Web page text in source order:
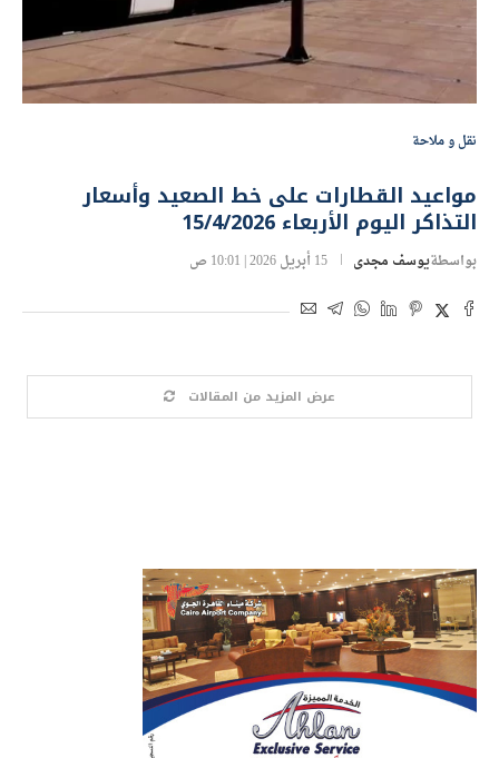
نقل و ملاحة
مواعيد القطارات على خط الصعيد وأسعار
التذاكر اليوم الأربعاء 15/4/2026
بواسطةيوسف مجدى 15 أبريل 2026 | 10:01 ص
عرض المزيد من المقالات